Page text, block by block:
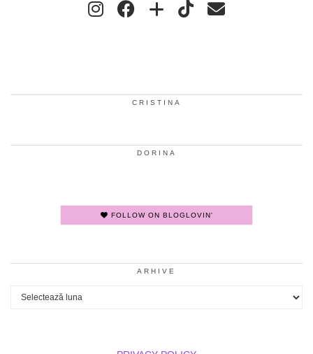
CRISTINA
DORINA
FOLLOW ON BLOGLOVIN'
ARHIVE
Arhive